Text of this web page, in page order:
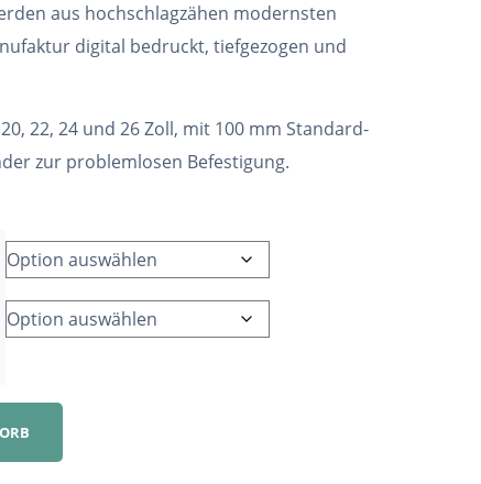
aus hochschlagzähen modernsten
digital bedruckt, tiefgezogen und
22, 24 und 26 Zoll, mit 100 mm Standard-
zur problemlosen Befestigung.